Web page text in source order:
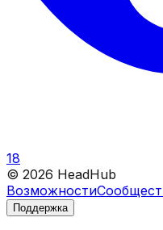
18
© 2026 HeadHub
Возможности
Поддержка